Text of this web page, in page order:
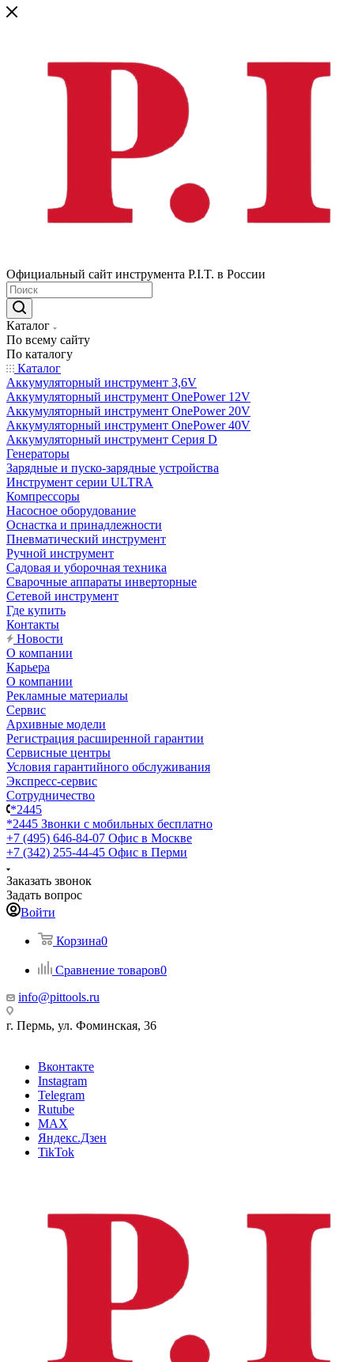
Официальный сайт инструмента P.I.T. в России
Каталог
По всему сайту
По каталогу
Каталог
Аккумуляторный инструмент 3,6V
Аккумуляторный инструмент OnePower 12V
Аккумуляторный инструмент OnePower 20V
Аккумуляторный инструмент OnePower 40V
Аккумуляторный инструмент Серия D
Генераторы
Зарядные и пуско-зарядные устройства
Инструмент серии ULTRA
Компрессоры
Насосное оборудование
Оснастка и принадлежности
Пневматический инструмент
Ручной инструмент
Садовая и уборочная техника
Сварочные аппараты инверторные
Сетевой инструмент
Где купить
Контакты
Новости
О компании
Карьера
О компании
Рекламные материалы
Сервис
Архивные модели
Регистрация расширенной гарантии
Сервисные центры
Условия гарантийного обслуживания
Экспресс-сервис
Сотрудничество
*2445
*2445 Звонки с мобильных бесплатно
+7 (495) 646-84-07 Офис в Москве
+7 (342) 255-44-45 Офис в Перми
Заказать звонок
Задать вопрос
Войти
Корзина0
Сравнение товаров0
info@pittools.ru
г. Пермь, ул. Фоминская, 36
Вконтакте
Instagram
Telegram
Rutube
MAX
Яндекс.Дзен
TikTok